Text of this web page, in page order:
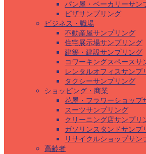
パン屋・ベーカリーサン
ピザサンプリング
ビジネス・職場
不動産屋サンプリング
住宅展示場サンプリング
建築・建設サンプリング
コワーキングスペースサ
レンタルオフィスサンプ
タクシーサンプリング
ショッピング・商業
花屋・フラワーショップ
スーツサンプリング
クリーニング店サンプリ
ガソリンスタンドサンプ
リサイクルショップサン
高齢者